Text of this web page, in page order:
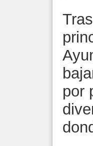
por